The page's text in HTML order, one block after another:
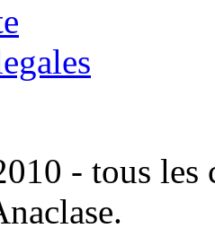
- tous les